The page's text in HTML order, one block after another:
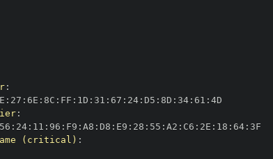
:
: 27 : 6E : 8C : FF : 1D : 31 : 67 : 24: D5 : 8D : 34: 61 :
:
56 : 24: 11 : 96 : F9 : A8 : D8 : E9 : 28 : 55 : A2 : C6 : 2E : 18 : 64:
(critical) :